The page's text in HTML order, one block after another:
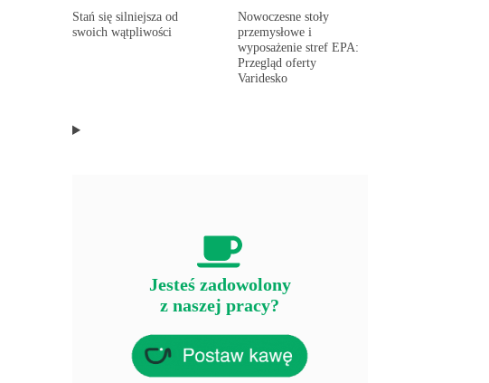
Stań się silniejsza od
swoich wątpliwości
Nowoczesne stoły
przemysłowe i
wyposażenie stref EPA:
Przegląd oferty
Varidesko
Jesteś zadowolony
z naszej pracy?